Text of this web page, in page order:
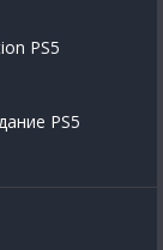
PS5
PS5